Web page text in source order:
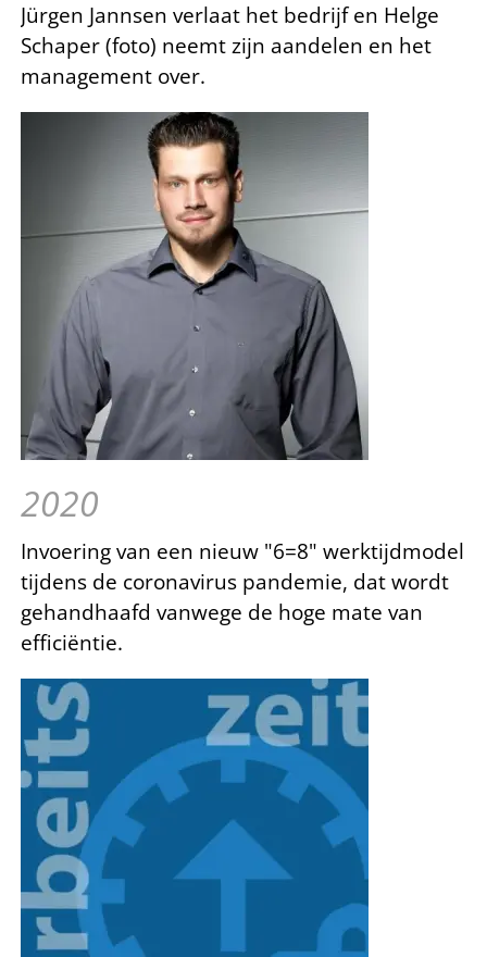
Jürgen Jannsen verlaat het bedrijf en Helge
Schaper (foto) neemt zijn aandelen en het
management over.
2020
Invoering van een nieuw "6=8" werktijdmodel
tijdens de coronavirus pandemie, dat wordt
gehandhaafd vanwege de hoge mate van
efficiëntie.